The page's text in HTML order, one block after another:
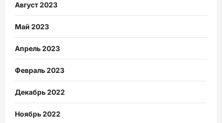
Август 2023
Май 2023
Апрель 2023
Февраль 2023
Декабрь 2022
Ноябрь 2022